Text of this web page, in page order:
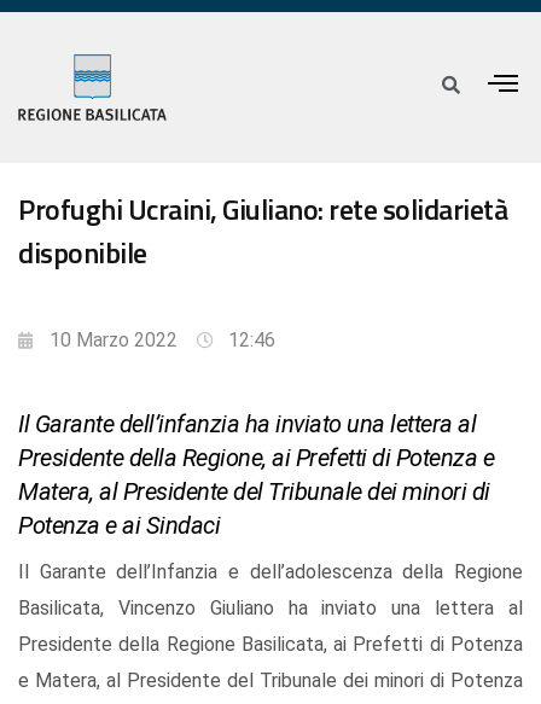
Profughi Ucraini, Giuliano: rete solidarietà
disponibile
10 Marzo 2022 12:46
Il Garante dell’infanzia ha inviato una lettera al
Presidente della Regione, ai Prefetti di Potenza e
Matera, al Presidente del Tribunale dei minori di
Potenza e ai Sindaci
Il Garante dell’Infanzia e dell’adolescenza della Regione
Basilicata, Vincenzo Giuliano ha inviato una lettera al
Presidente della Regione Basilicata, ai Prefetti di Potenza
e Matera, al Presidente del Tribunale dei minori di Potenza